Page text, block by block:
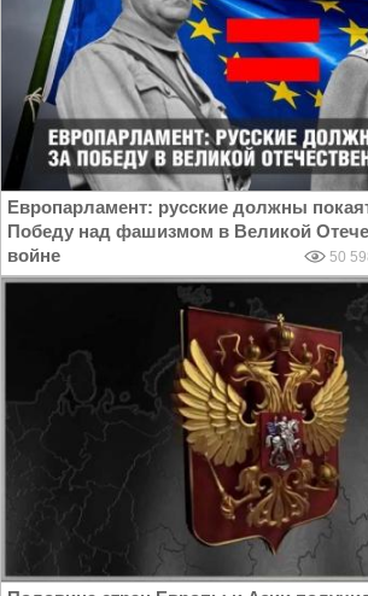
Европарламент: русские должны
Победу над фашизмом в Великой
войне
50